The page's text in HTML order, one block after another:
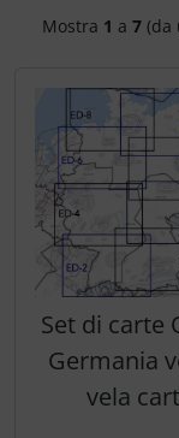
Mostra 1 a 7 (da
Set di carte
Germania
vela
Paracadute
Pellicole di
Pneumatici, tubi
Protezione e
Pulitore per
Speroni e ruote
Prodotti
Rilassamento
Teglia Aviator
Vessilli decorativi
Mappe di rilievo